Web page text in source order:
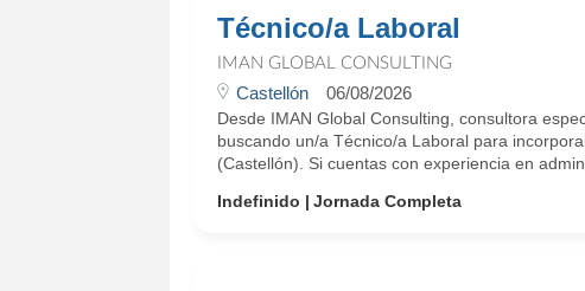
Técnico/a Laboral
IMAN GLOBAL CONSULTING
Castellón 06/08/2026
Desde IMAN Global Consulting, consultora
buscando un/a Técnico/a Laboral para
(Castellón). Si cuentas con experiencia en
Indefinido
Jornada Completa